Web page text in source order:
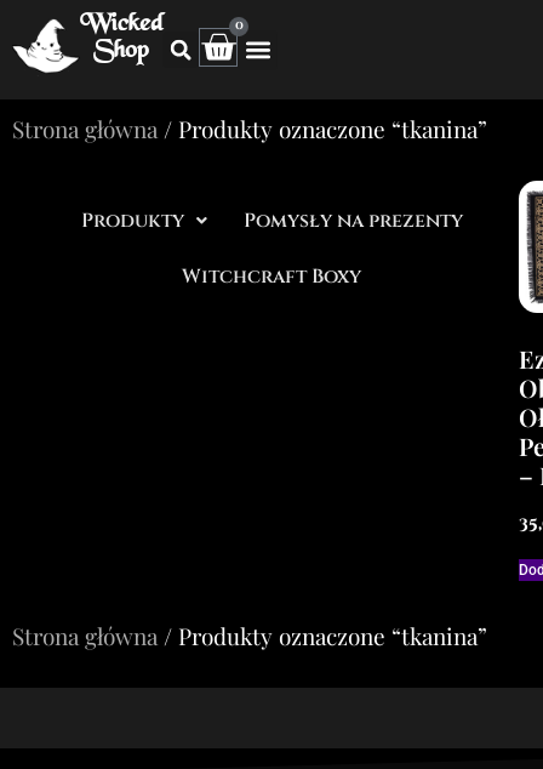
Wicked
Shop
0
Strona główna / Produkty oznaczone “tkanina”
Produkty Pomysły na prezenty
Witchcraft Boxy
–
Strona główna / Produkty oznaczone “tkanina”